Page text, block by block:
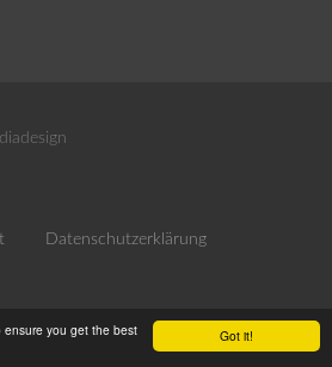
Got it!
ensure you get the best
Datenschutzerklärung